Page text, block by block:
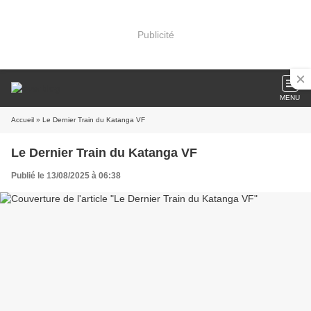
Publicité
MENU
Accueil » Le Dernier Train du Katanga VF
Le Dernier Train du Katanga VF
Publié le 13/08/2025 à 06:38